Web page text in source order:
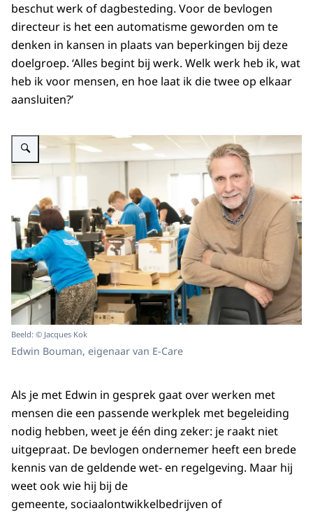
beschut werk of dagbesteding. Voor de bevlogen
directeur is het een automatisme geworden om te
denken in kansen in plaats van beperkingen bij deze
doelgroep. ‘Alles begint bij werk. Welk werk heb ik, wat
heb ik voor mensen, en hoe laat ik die twee op elkaar
aansluiten?’
Vergroot afbeelding Edwin van E-Care
Beeld: © Jacques Kok
Edwin Bouman, eigenaar van E-Care
Als je met Edwin in gesprek gaat over werken met
mensen die een passende werkplek met begeleiding
nodig hebben, weet je één ding zeker: je raakt niet
uitgepraat. De bevlogen ondernemer heeft een brede
kennis van de geldende wet- en regelgeving. Maar hij
weet ook wie hij bij de
gemeente, sociaalontwikkelbedrijven of